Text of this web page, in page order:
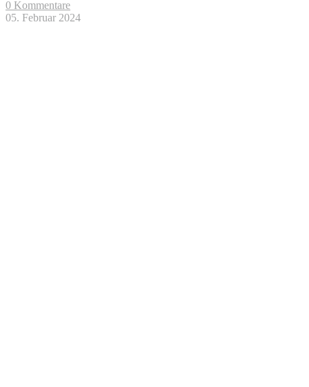
0 Kommentare
05. Februar 2024